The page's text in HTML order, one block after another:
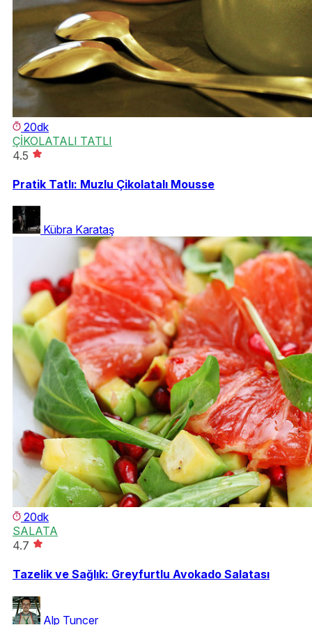
20dk
ÇİKOLATALI TATLI
4.5
Pratik Tatlı: Muzlu Çikolatalı Mousse
Kübra Karataş
20dk
SALATA
4.7
Tazelik ve Sağlık: Greyfurtlu Avokado Salatası
Alp Tuncer